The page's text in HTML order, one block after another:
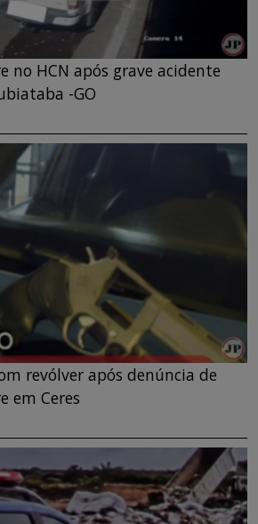
no HCN após grave acidente
-GO
revólver após denúncia de
em Ceres